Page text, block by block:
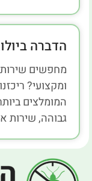
הדברה
מחפשים שירות
ומקצועי?
המומלצים
גבוהה, שירות